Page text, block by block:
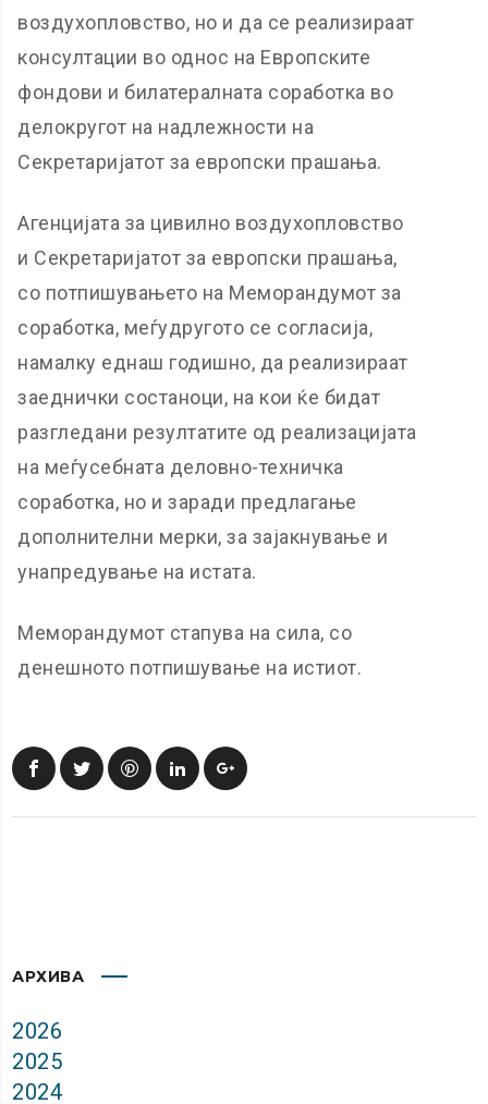
воздухопловство, но и да се реализираат
консултации во однос на Европските
фондови и билатералната соработка во
делокругот на надлежности на
Секретаријатот за европски прашања.
Агенцијата за цивилно воздухопловство
и Секретаријатот за европски прашања,
со потпишувањето на Меморандумот за
соработка, меѓудругото се согласија,
намалку еднаш годишно, да реализираат
заеднички состаноци, на кои ќе бидат
разгледани резултатите од реализацијата
на меѓусебната деловно-техничка
соработка, но и заради предлагање
дополнителни мерки, за зајакнување и
унапредување на истата.
Меморандумот стапува на сила, со
денешното потпишување на истиот.
АРХИВА
2026
2025
2024